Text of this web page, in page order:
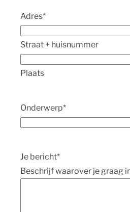
Adres*
Straat + huisnummer
Plaats
Onderwerp*
Je bericht*
Beschrijf waarover je graag